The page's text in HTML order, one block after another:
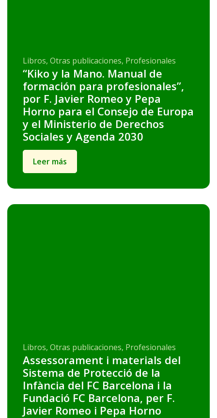
Libros, Otras publicaciones, Profesionales
“Kiko y la Mano. Manual de
formación para profesionales”,
por F. Javier Romeo y Pepa
Horno para el Consejo de Europa
y el Ministerio de Derechos
Sociales y Agenda 2030
Leer más
Libros, Otras publicaciones, Profesionales
Assessorament i materials del
Sistema de Protecció de la
Infància del FC Barcelona i la
Fundació FC Barcelona, per F.
Javier Romeo i Pepa Horno